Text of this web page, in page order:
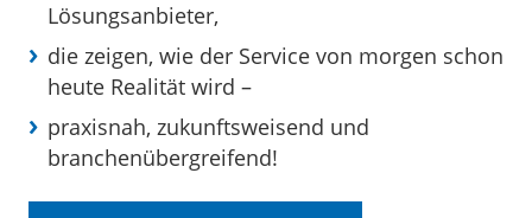
Lösungsanbieter,
die zeigen, wie der Service von morgen schon
heute Realität wird –
praxisnah, zukunftsweisend und
branchenübergreifend!